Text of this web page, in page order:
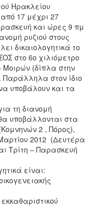
Ηρακλείου
17 μέχρι 27
και ώρες 9 πμ
ρυζιού στους
δικαιολογητικά το
στο 6ο χιλιόμετρο
Μοιρών (δίπλα στην
στον ίδιο
υποβάλουν και τα
τη διανομή
υποβάλλονται στα
2 , Πόρος),
2012 (Δευτέρα
Τρίτη – Παρασκευή
είναι: